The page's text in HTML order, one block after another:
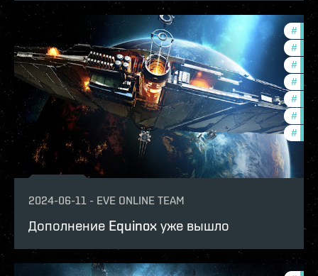
#
#
#
#
#
#
#
2024-06-11 - EVE ONLINE TEAM
Дополнение Equinox уже вышло